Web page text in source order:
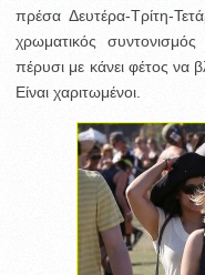
πρέσα Δευτέρα-Τρίτη-
χρωματικός
πέρυσι με κάνει φέτος να
Είναι χαριτωμένοι.